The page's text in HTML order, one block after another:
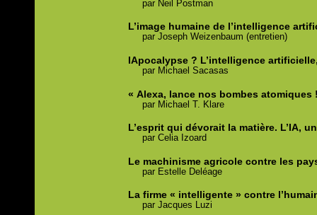
par Neil Postman
L’image humaine de l’intelligence
parJoseph Weizenbaum (entretien)
IApocalypse ? L’intelligence
par Michael Sacasas
« Alexa, lance nos bombes atomiques
par Michael T. Klare
L’esprit qui dévorait la matière. L’IA,
parCeliaIzoard
Le machinisme agricole contre les
par Estelle Deléage
La firme « intelligente » contre
parJacques Luzi